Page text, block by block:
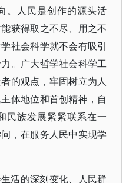
。人民是创作的源头活
获得取之不尽、用之不
社会科学就不会有吸引
。广大哲学社会科学工
的观点，牢固树立为人
体地位和首创精神，自
民族发展紧紧联系在一
，在服务人民中实现学
活的深刻变化、人民群